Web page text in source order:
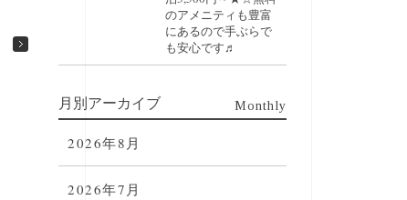
のアメニティも豊富
にあるので手ぶらで
も安心です♬
月別アーカイブ Monthly
2026年8月
2026年7月